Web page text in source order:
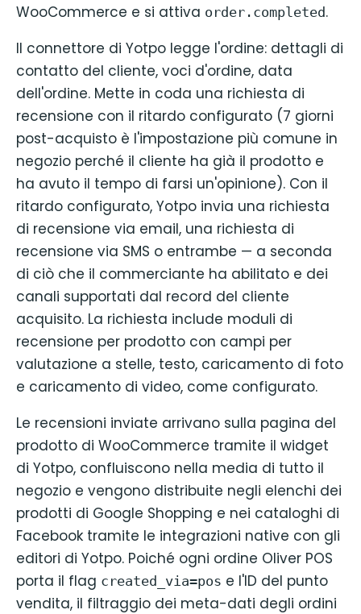
WooCommerce e si attiva order.completed.
Il connettore di Yotpo legge l'ordine: dettagli di
contatto del cliente, voci d'ordine, data
dell'ordine. Mette in coda una richiesta di
recensione con il ritardo configurato (7 giorni
post-acquisto è l'impostazione più comune in
negozio perché il cliente ha già il prodotto e
ha avuto il tempo di farsi un'opinione). Con il
ritardo configurato, Yotpo invia una richiesta
di recensione via email, una richiesta di
recensione via SMS o entrambe — a seconda
di ciò che il commerciante ha abilitato e dei
canali supportati dal record del cliente
acquisito. La richiesta include moduli di
recensione per prodotto con campi per
valutazione a stelle, testo, caricamento di foto
e caricamento di video, come configurato.
Le recensioni inviate arrivano sulla pagina del
prodotto di WooCommerce tramite il widget
di Yotpo, confluiscono nella media di tutto il
negozio e vengono distribuite negli elenchi dei
prodotti di Google Shopping e nei cataloghi di
Facebook tramite le integrazioni native con gli
editori di Yotpo. Poiché ogni ordine Oliver POS
porta il flag created_via=pos e l'ID del punto
vendita, il filtraggio dei meta-dati degli ordini